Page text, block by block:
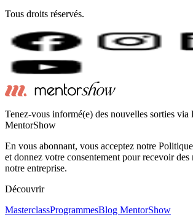
Tous droits réservés.
Tenez-vous informé(e) des nouvelles sorties via
MentorShow
En vous abonnant, vous acceptez notre
et donnez votre consentement pour recevoir des
notre entreprise.
Découvrir
MasterclassProgrammesBlog MentorShow